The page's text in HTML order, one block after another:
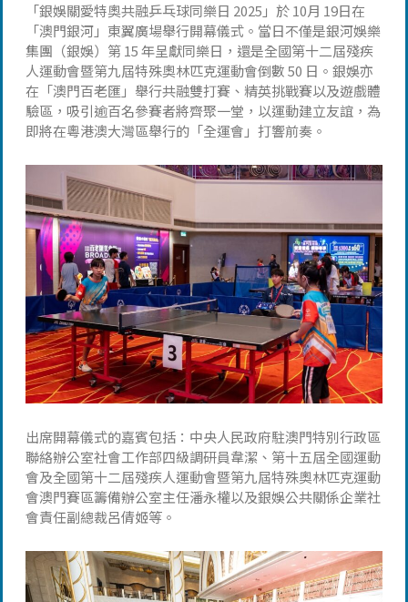
「銀娛關愛特奧共融乒乓球同樂日 2025」於 10月 19日在
「澳門銀河」東翼廣場舉行開幕儀式。當日不僅是銀河娛樂
集團（銀娛）第 15 年呈獻同樂日，還是全國第十二屆殘疾
人運動會暨第九屆特殊奧林匹克運動會倒數 50 日。銀娛亦
在「澳門百老匯」舉行共融雙打賽、精英挑戰賽以及遊戲體
驗區，吸引逾百名參賽者將齊聚一堂，以運動建立友誼，為
即將在粵港澳大灣區舉行的「全運會」打響前奏。
出席開幕儀式的嘉賓包括：中央人民政府駐澳門特別行政區
聯絡辦公室社會工作部四級調研員韋潔、第十五屆全國運動
會及全國第十二屆殘疾人運動會暨第九屆特殊奧林匹克運動
會澳門賽區籌備辦公室主任潘永權以及銀娛公共關係企業社
會責任副總裁呂倩姬等。